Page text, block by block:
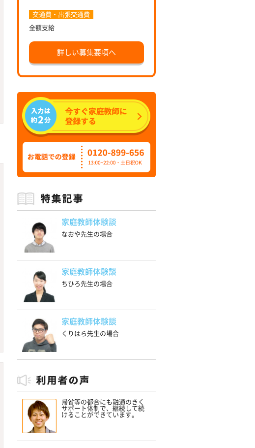
交通費・出張交通費
全額支給
詳しい募集要項へ
家庭教師体験談
なおや先生の場合
家庭教師体験談
ちひろ先生の場合
家庭教師体験談
くりはら先生の場合
帰省等の都合にも融通のきく
サポート体制で、継続して続
けることができています。